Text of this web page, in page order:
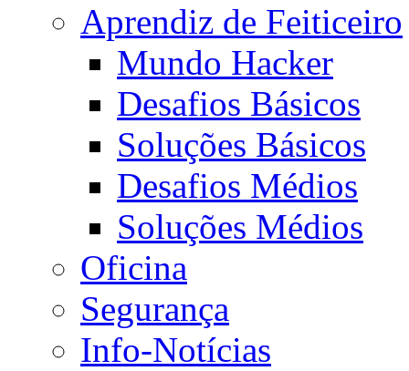
Aprendiz de Feiticeiro
Mundo Hacker
Desafios Básicos
Soluções Básicos
Desafios Médios
Soluções Médios
Oficina
Segurança
Info-Notícias